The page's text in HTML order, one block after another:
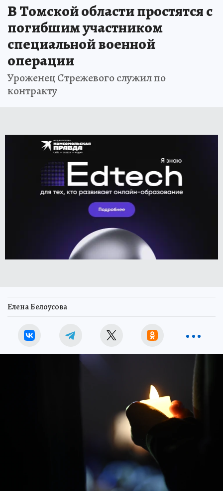
В Томской области простятся с
погибшим участником
специальной военной
операции
Уроженец Стрежевого служил по
контракту
Елена Белоусова